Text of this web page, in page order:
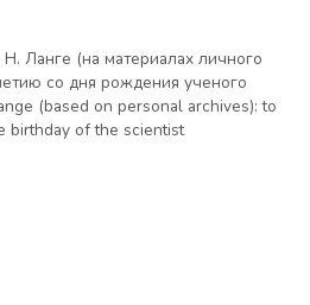
Ланге (на материалах личного
со дня рождения ученого
(based on personal archives): to
birthday of the scientist